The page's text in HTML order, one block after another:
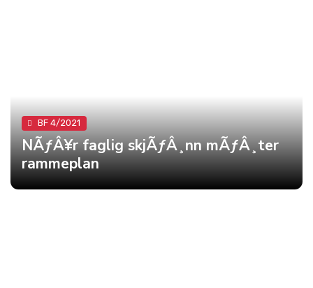
BF 4/2021
NÃƒÂ¥r faglig skjÃƒÂ¸nn mÃƒÂ¸ter
rammeplan